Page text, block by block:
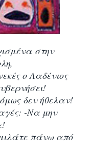
στην
ο Λαδένιος
δεν ήθελαν!
-Να μην
πάνω από